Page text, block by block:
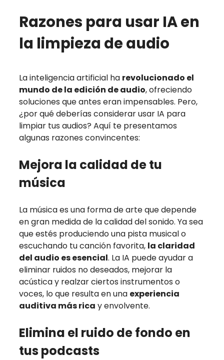
Razones para usar IA en
la limpieza de audio
La inteligencia artificial ha revolucionado el
mundo de la edición de audio, ofreciendo
soluciones que antes eran impensables. Pero,
¿por qué deberías considerar usar IA para
limpiar tus audios? Aquí te presentamos
algunas razones convincentes:
Mejora la calidad de tu
música
La música es una forma de arte que depende
en gran medida de la calidad del sonido. Ya sea
que estés produciendo una pista musical o
escuchando tu canción favorita, la claridad
del audio es esencial. La IA puede ayudar a
eliminar ruidos no deseados, mejorar la
acústica y realzar ciertos instrumentos o
voces, lo que resulta en una experiencia
auditiva más rica y envolvente.
Elimina el ruido de fondo en
tus podcasts